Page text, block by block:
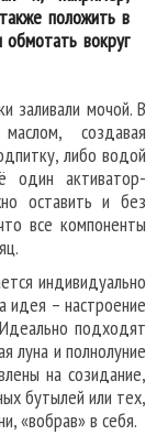
положить в
вокруг
заливали мочой. В
создавая
либо водой
активатор-
оставить и без
все компоненты
индивидуально
идея – настроение
подходят
луна и полнолуние
на созидание,
бутылей или тех,
«вобрав» в себя.